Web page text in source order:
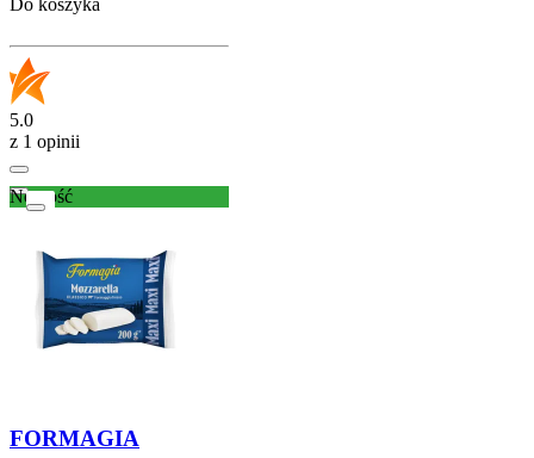
Do koszyka
5.0
z 1 opinii
Nowość
FORMAGIA